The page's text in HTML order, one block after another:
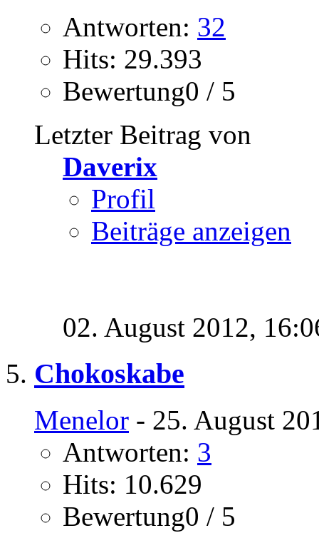
Antworten: 32
Hits: 29.393
Bewertung0 / 5
Letzter Beitrag von
Daverix
Profil
Beiträge anzeigen
02. August 2012,
Chokoskabe
Menelor - 25. August
Antworten: 3
Hits: 10.629
Bewertung0 / 5